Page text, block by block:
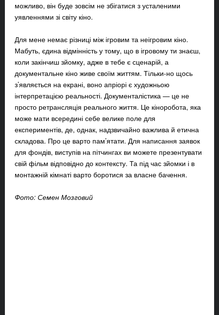
можливо, він буде зовсім не збігатися з усталеними
уявленнями зі світу кіно.
Для мене немає різниці між ігровим та неігровим кіно.
Мабуть, єдина відмінність у тому, що в ігровому ти знаєш,
коли закінчиш зйомку, адже в тебе є сценарій, а
документальне кіно живе своїм життям. Тільки-но щось
з’являється на екрані, воно апріорі є художньою
інтерпретацією реальності. Документалістика — це не
просто ретрансляція реального життя. Це кіноробота, яка
може мати всередині себе велике поле для
експериментів, де, однак, надзвичайно важлива й етична
складова. Про це варто пам’ятати. Для написання заявок
для фондів, виступів на пітчингах ви можете презентувати
свій фільм відповідно до контексту. Та під час зйомки і в
монтажній кімнаті варто боротися за власне бачення.
Фото: Семен Мозговий